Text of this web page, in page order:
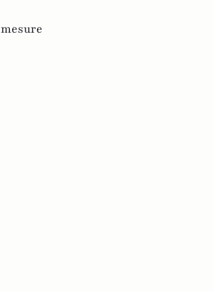
mesure